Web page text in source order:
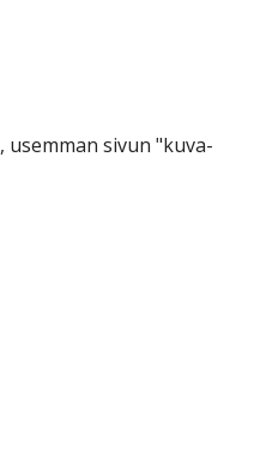
, usemman sivun "kuva-